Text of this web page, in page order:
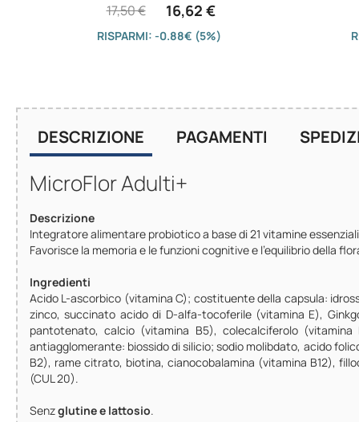
16,62 €
17,50 €
RISPARMI: -0.88€ (5%)
DESCRIZIONE
MicroFlor Adulti+
Descrizione
Integratore alimentare probiotico a base di 21 vitamine
Favorisce la memoria e le funzioni cognitive e l’equilibrio della
Ingredienti
Acido L-ascorbico (vitamina C); costituente della capsula:
zinco, succinato acido di D-alfa-tocoferile (vitamina E),
pantotenato, calcio (vitamina B5), colecalciferolo (vitamina
antiagglomerante: biossido di silicio; sodio molibdato, acido
B2), rame citrato, biotina, cianocobalamina (vitamina B12),
(CUL 20).
Senzglutine e lattosio.
PAGAMENTI